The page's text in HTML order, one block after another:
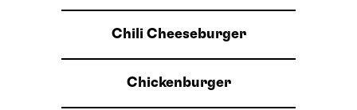
Chili Cheeseburger
Chickenburger